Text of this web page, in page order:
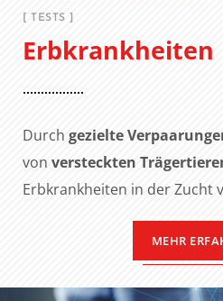
[ TESTS ]
Erbkrankheiten
Durch gezielte
von versteckten
Erbkrankheiten in der Zucht
MEHR